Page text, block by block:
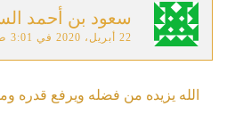
سعود بن أحمد
22 أبريل، 2020 في 3:01 ص
الله يزيده من فضله ويرفع قدره